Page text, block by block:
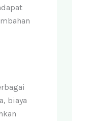
biaya